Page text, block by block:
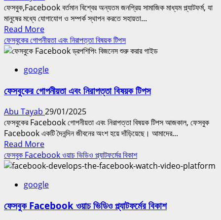
করবেন?
ফেসবুক,Facebook বর্তমান বিশ্বের অন্যতম জনপ্রিয় সামাজিক মাধ্যম প্ল্যাটফর্ম, যা
মানুষের মধ্যে যোগাযোগ ও সম্পর্ক স্থাপন করতে সহায়তা...
Read MoreRead
more
about
Facebook
তৈরি
সহজ
উপায়
ফেসবুকের গোপনীয়তা এবং নিরাপত্তা বিষয়ক টিপস
google
ফেসবুকের গোপনীয়তা এবং নিরাপত্তা বিষয়ক টিপস
Abu Tayab 29/01/2025
ফেসবুকের Facebook গোপনীয়তা এবং নিরাপত্তা বিষয়ক টিপস আজকাল, ফেসবুক
Facebook একটি দৈনন্দিন জীবনের অংশ হয়ে দাঁড়িয়েছে। আমাদের...
Read MoreRead
more
about
গোপনীয়তা
নিরাপত্তা
ফেসবুক Facebook ওয়াচ ভিডিও প্ল্যাটফর্মের বিকাশ
google
ফেসবুক Facebook ওয়াচ ভিডিও প্ল্যাটফর্মের বিকাশ